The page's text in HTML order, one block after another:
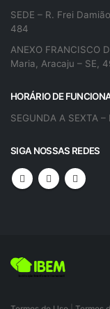
SEDE – R. Frei
484
ANEXO FRANCISCO
Maria, Aracaju – SE,
HORÁRIO DE
SEGUNDA A SEXTA –
SIGA NOSSAS REDES